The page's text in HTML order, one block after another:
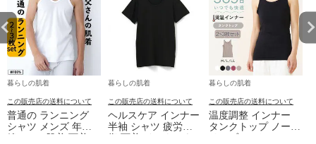
暮らしの肌着
この販売店の送料について
普通の ランニング
シャツ メンズ 年間
綿100 % 肌着 下着 U
暮らしの肌着
この販売店の送料について
ヘルスケア インナー
半袖 シャツ 疲労回
復 下着 インナーウ
暮らしの肌着
この販売店の送料について
温度調整 インナー
タンクトップ ノース
リーブ レディース